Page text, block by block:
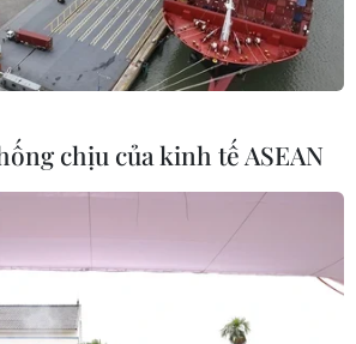
chịu của kinh tế ASEAN